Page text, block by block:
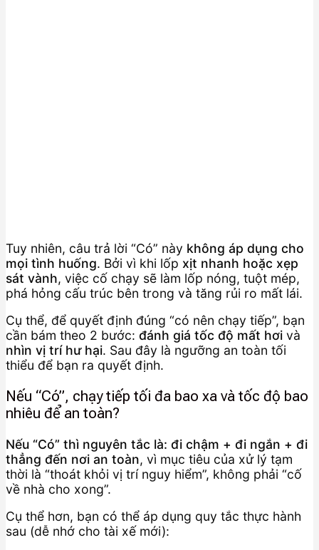
Tuy nhiên, câu trả lời “Có” này không áp dụng cho
mọi tình huống. Bởi vì khi lốp xịt nhanh hoặc xẹp
sát vành, việc cố chạy sẽ làm lốp nóng, tuột mép,
phá hỏng cấu trúc bên trong và tăng rủi ro mất lái.
Cụ thể, để quyết định đúng “có nên chạy tiếp”, bạn
cần bám theo 2 bước: đánh giá tốc độ mất hơi và
nhìn vị trí hư hại. Sau đây là ngưỡng an toàn tối
thiểu để bạn ra quyết định.
Nếu “Có”, chạy tiếp tối đa bao xa và tốc độ bao
nhiêu để an toàn?
Nếu “Có” thì nguyên tắc là: đi chậm + đi ngắn + đi
thẳng đến nơi an toàn, vì mục tiêu của xử lý tạm
thời là “thoát khỏi vị trí nguy hiểm”, không phải “cố
về nhà cho xong”.
Cụ thể hơn, bạn có thể áp dụng quy tắc thực hành
sau (dễ nhớ cho tài xế mới):